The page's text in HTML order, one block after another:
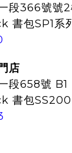
段366號號
書包SP1系
店
段658號 B1
書包